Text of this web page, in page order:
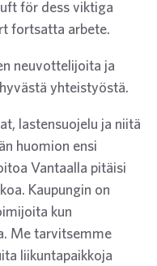
för dess viktiga
fortsatta arbete.
neuvottelijoita ja
yhteistyöstä.
lastensuojelu ja niitä
huomion ensi
Vantaalla pitäisi
Kaupungin on
kun
Me tarvitsemme
liikuntapaikkoja